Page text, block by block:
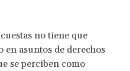
no tiene que
en asuntos de derechos
se perciben como